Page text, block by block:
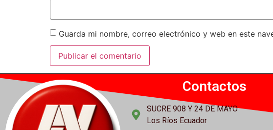
Guarda mi nombre, correo electrónico y web en este
Contactos
SUCRE 908 Y 24 DE MAYO
Los Ríos Ecuador